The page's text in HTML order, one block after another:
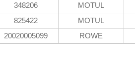
348206 MOTUL
825422 MOTUL
20020005099 ROWE